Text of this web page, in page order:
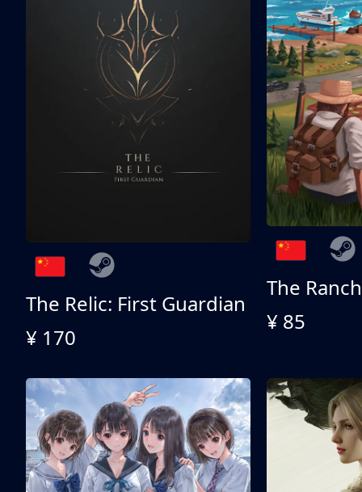
The Relic: First Guardian
¥ 170
The
¥ 85